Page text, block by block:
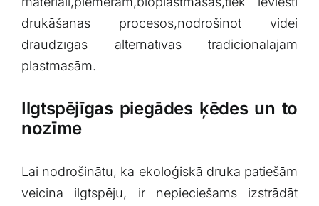
drukāšanas procesos,nodrošinot videi
draudzīgas alternatīvas tradicionālajām
plastmasām.
Ilgtspējīgas ⁤piegādes ķēdes ⁢un to
nozīme
Lai nodrošinātu, ​ka ekoloģiskā druka patiešām
veicina⁣ ilgtspēju, ir‌ nepieciešams izstrādāt